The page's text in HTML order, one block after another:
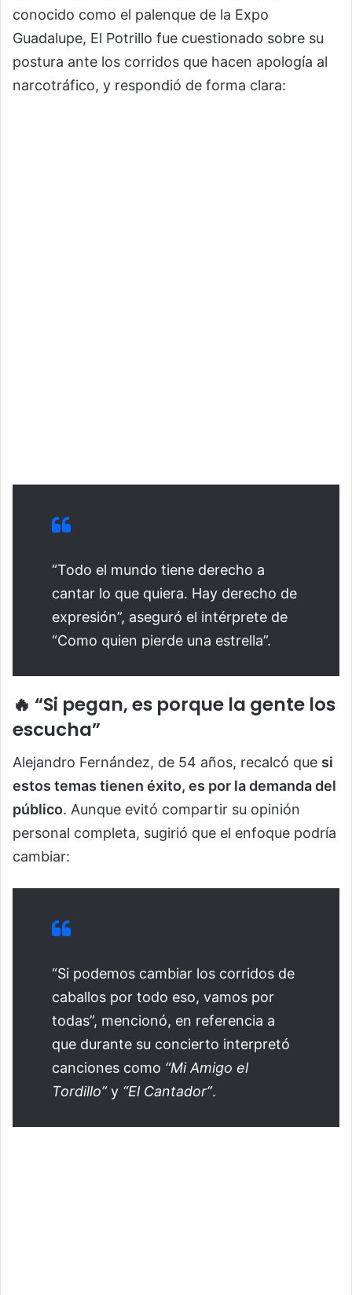
conocido como el palenque de la Expo
Guadalupe, El Potrillo fue cuestionado sobre su
postura ante los corridos que hacen apología al
narcotráfico, y respondió de forma clara:
“Todo el mundo tiene derecho a
cantar lo que quiera. Hay derecho de
expresión”, aseguró el intérprete de
“Como quien pierde una estrella”.
🔥 “Si pegan, es porque la gente los
escucha”
Alejandro Fernández, de 54 años, recalcó que si
estos temas tienen éxito, es por la demanda del
público. Aunque evitó compartir su opinión
personal completa, sugirió que el enfoque podría
cambiar:
“Si podemos cambiar los corridos de
caballos por todo eso, vamos por
todas”, mencionó, en referencia a
que durante su concierto interpretó
canciones como “Mi Amigo el
Tordillo”y “El Cantador”.